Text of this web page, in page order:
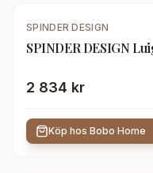
SPINDER DESIGN
SPINDER DESIGN
2 834 kr
Köp hos Bobo Home